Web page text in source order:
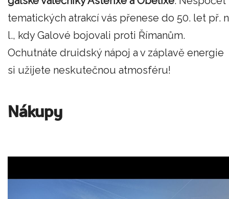
tematických atrakcí vás přenese do 50. let př.
l., kdy Galové bojovali proti Římanům.
Ochutnáte druidský nápoj a v záplavě energie
si užijete neskutečnou atmosféru!
Nákupy